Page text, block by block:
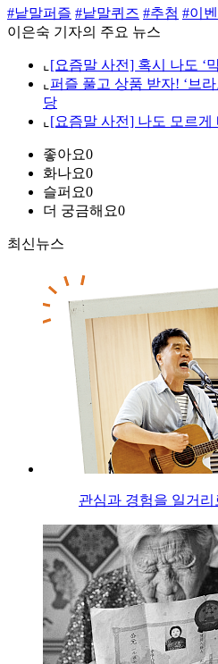
#낱말퍼즐 #낱말퀴즈 #추첨 #이
이은숙 기자의 주요 뉴스
⌞ [요즘말 사전] 혹시 나도 ‘
⌞ 퍼즐 풀고 상품 받자! ‘브
당
⌞ [요즘말 사전] 나도 모르게
좋아요0
화나요0
슬퍼요0
더 궁금해요0
최신뉴스
관심과 경험을 일거